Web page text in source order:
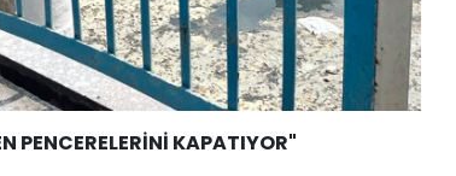
PENCERELERİNİ KAPATIYOR"